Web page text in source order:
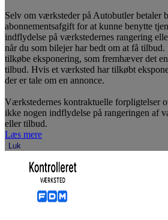
Selv om værksteder på Autobutler betaler
abonnementsafgift for at kunne benytte
indflydelse på værkstedernes rangering
når du som bilejer har bedt om at få
tilkøbe eksponering, som fremhæver det
tilbud. Hvis et værksted har tilkøbt
der er tale om en annonce.
Værkstedernes kontraktuelle forpligtelser
ikke nogen indflydelse på rangeringen af
eller tilbud.
Læs mere
Luk